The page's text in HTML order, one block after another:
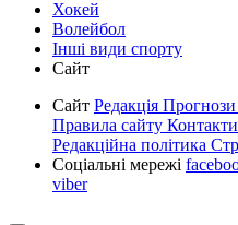
Хокей
Волейбол
Інші види спорту
Сайт
Сайт Редакція Прогнози
Правила сайту Контакти
Редакційна політика
Соціальні мережі
viber